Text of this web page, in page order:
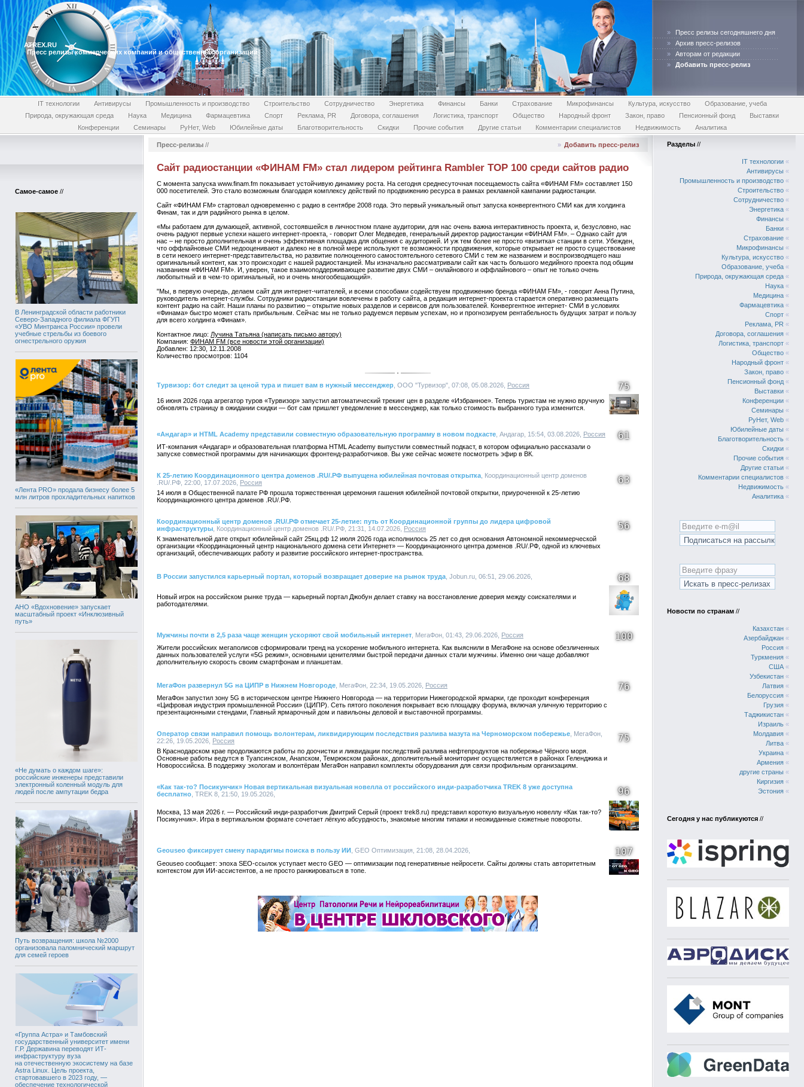
ATREX.RU
Пресс релизы коммерческих компаний и общественных организаций
»
Пресс релизы сегодняшнего дня
»
Архив пресс-релизов
»
Авторам от редакции
»
Добавить пресс-релиз
IT технологии Антивирусы Промышленность и производство Строительство Сотрудничество Энергетика Финансы Банки Страхование Микрофинансы Культура, искусство
Образование, учеба
Природа, окружающая среда
Наука Медицина Фармацевтика Спорт Реклама, PR Договора, соглашения Логистика, транспорт Общество Народный фронт Закон, право Пенсионный фонд
Выставки
Конференции
Семинары РуНет, Web Юбилейные даты Благотворительность Скидки Прочие события Другие статьи Комментарии специалистов Недвижимость Аналитика
Самое-самое //
В Ленинградской области работники
Северо-Западного филиала ФГУП
«УВО Минтранса России» провели
учебные стрельбы из боевого
огнестрельного оружия
«Лента PRO» продала бизнесу более 5
млн литров прохладительных напитков
АНО «Вдохновение» запускает
масштабный проект «Инклюзивный
путь»
«Не думать о каждом шаге»:
российские инженеры представили
электронный коленный модуль для
людей после ампутации бедра
Путь возвращения: школа №2000
организовала паломнический маршрут
для семей героев
«Группа Астра» и Тамбовский
государственный университет имени
Г.Р. Державина переводят ИТ-
инфраструктуру вуза
на отечественную экосистему на базе
Astra Linux. Цель проекта,
стартовавшего в 2023 году, —
обеспечение технологической
Пресс-релизы // » Добавить пресс-релиз
Сайт радиостанции «ФИНАМ FM» стал лидером рейтинга Rambler TOP 100 среди сайтов радио
С момента запуска www.finam.fm показывает устойчивую динамику роста. На сегодня среднесуточная посещаемость сайта «ФИНАМ FM» составляет 150
000 посетителей. Это стало возможным благодаря комплексу действий по продвижению ресурса в рамках рекламной кампании радиостанции.
Сайт «ФИНАМ FM» стартовал одновременно с радио в сентябре 2008 года. Это первый уникальный опыт запуска конвергентного СМИ как для холдинга
Финам, так и для радийного рынка в целом.
«Мы работаем для думающей, активной, состоявшейся в личностном плане аудитории, для нас очень важна интерактивность проекта, и, безусловно, нас
очень радуют первые успехи нашего интернет-проекта, - говорит Олег Медведев, генеральный директор радиостанции «ФИНАМ FM». – Однако сайт для
нас – не просто дополнительная и очень эффективная площадка для общения с аудиторией. И уж тем более не просто «визитка» станции в сети. Убежден,
что оффлайновые СМИ недооценивают и далеко не в полной мере используют те возможности продвижения, которые открывает не просто существование
в сети некоего интернет-представительства, но развитие полноценного самостоятельного сетевого СМИ с тем же названием и воспроизводящего наш
оригинальный контент, как это происходит с нашей радиостанцией. Мы изначально рассматривали сайт как часть большого медийного проекта под общим
названием «ФИНАМ FM». И, уверен, такое взаимоподдерживающее развитие двух СМИ – онлайнового и оффлайнового – опыт не только очень
любопытный и в чем-то оригинальный, но и очень многообещающий».
"Мы, в первую очередь, делаем сайт для интернет-читателей, и всеми способами содействуем продвижению бренда «ФИНАМ FM», - говорит Анна Путина,
руководитель интернет-службы. Сотрудники радиостанции вовлечены в работу сайта, а редакция интернет-проекта старается оперативно размещать
контент радио на сайт. Наши планы по развитию – открытие новых разделов и сервисов для пользователей. Конвергентное интернет- СМИ в условиях
«Финама» быстро может стать прибыльным. Сейчас мы не только радуемся первым успехам, но и прогнозируем рентабельность будущих затрат и пользу
для всего холдинга «Финам».
Контактное лицо: Лучина Татьяна (написать письмо автору)
Компания: ФИНАМ FM (все новости этой организации)
Добавлен: 12:30, 12.11.2008
Количество просмотров: 1104
Турвизор: бот следит за ценой тура и пишет вам в нужный мессенджер , ООО "Турвизор", 07:08, 05.08.2026, Россия 75
16 июня 2026 года агрегатор туров «Турвизор» запустил автоматический трекинг цен в разделе «Избранное». Теперь туристам не нужно вручную
обновлять страницу в ожидании скидки — бот сам пришлет уведомление в мессенджер, как только стоимость выбранного тура изменится.
«Андагар» и HTML Academy представили совместную образовательную программу в новом подкасте , Андагар, 15:54, 03.08.2026, Россия 61
ИТ-компания «Андагар» и образовательная платформа HTML Academy выпустили совместный подкаст, в котором официально рассказали о
запуске совместной программы для начинающих фронтенд-разработчиков. Вы уже сейчас можете посмотреть эфир в ВК.
К 25-летию Координационного центра доменов .RU/.РФ выпущена юбилейная почтовая открытка , Координационный центр доменов
.RU/.РФ, 22:00, 17.07.2026, Россия 63
14 июля в Общественной палате РФ прошла торжественная церемония гашения юбилейной почтовой открытки, приуроченной к 25-летию
Координационного центра доменов .RU/.РФ.
Координационный центр доменов .RU/.РФ отмечает 25-летие: путь от Координационной группы до лидера цифровой
инфраструктуры , Координационный центр доменов .RU/.РФ, 21:31, 14.07.2026, Россия 56
К знаменательной дате открыт юбилейный сайт 25кц.рф 12 июля 2026 года исполнилось 25 лет со дня основания Автономной некоммерческой
организации «Координационный центр национального домена сети Интернет» — Координационного центра доменов .RU/.РФ, одной из ключевых
организаций, обеспечивающих работу и развитие российского интернет-пространства.
В России запустился карьерный портал, который возвращает доверие на рынок труда , Jobun.ru, 06:51, 29.06.2026, 68
Новый игрок на российском рынке труда — карьерный портал Джобун делает ставку на восстановление доверия между соискателями и
работодателями.
Мужчины почти в 2,5 раза чаще женщин ускоряют свой мобильный интернет , МегаФон, 01:43, 29.06.2026, Россия 100
Жители российских мегаполисов сформировали тренд на ускорение мобильного интернета. Как выяснили в МегаФоне на основе обезличенных
данных пользователей услуги «5G режим», основными ценителями быстрой передачи данных стали мужчины. Именно они чаще добавляют
дополнительную скорость своим смартфонам и планшетам.
МегаФон развернул 5G на ЦИПР в Нижнем Новгороде , МегаФон, 22:34, 19.05.2026, Россия 76
МегаФон запустил зону 5G в историческом центре Нижнего Новгорода — на территории Нижегородской ярмарки, где проходит конференция
«Цифровая индустрия промышленной России» (ЦИПР). Сеть пятого поколения покрывает всю площадку форума, включая уличную территорию с
презентационными стендами, Главный ярмарочный дом и павильоны деловой и выставочной программы.
Оператор связи направил помощь волонтерам, ликвидирующим последствия разлива мазута на Черноморском побережье , МегаФон,
22:26, 19.05.2026, Россия 75
В Краснодарском крае продолжаются работы по доочистки и ликвидации последствий разлива нефтепродуктов на побережье Чёрного моря.
Основные работы ведутся в Туапсинском, Анапском, Темрюкском районах, дополнительный мониторинг осуществляется в районах Геленджика и
Новороссийска. В поддержку экологам и волонтёрам МегаФон направил комплекты оборудования для связи профильным организациям.
«Как так-то? Посикунчик» Новая вертикальная визуальная новелла от российского инди-разработчика TREK 8 уже доступна
бесплатно , TREK 8, 21:50, 19.05.2026, 96
Москва, 13 мая 2026 г. — Российский инди-разработчик Дмитрий Серый (проект trek8.ru) представил короткую визуальную новеллу «Как так-то?
Посикунчик». Игра в вертикальном формате сочетает лёгкую абсурдность, знакомые многим типажи и неожиданные сюжетные повороты.
Geouseo фиксирует смену парадигмы поиска в пользу ИИ , GEO Оптимизация, 21:08, 28.04.2026, 107
Geouseo сообщает: эпоха SEO-ссылок уступает место GEO — оптимизации под генеративные нейросети. Сайты должны стать авторитетным
контекстом для ИИ-ассистентов, а не просто ранжироваться в топе.
Разделы //
IT технологии «
Антивирусы «
Промышленность и производство «
Строительство «
Сотрудничество «
Энергетика «
Финансы «
Банки «
Страхование «
Микрофинансы «
Культура, искусство «
Образование, учеба «
Природа, окружающая среда «
Наука «
Медицина «
Фармацевтика «
Спорт «
Реклама, PR «
Договора, соглашения «
Логистика, транспорт «
Общество «
Народный фронт «
Закон, право «
Пенсионный фонд «
Выставки «
Конференции «
Семинары «
РуНет, Web «
Юбилейные даты «
Благотворительность «
Скидки «
Прочие события «
Другие статьи «
Комментарии специалистов «
Недвижимость «
Аналитика «
Новости по странам //
Казахстан «
Азербайджан «
Россия «
Туркмения «
США «
Узбекистан «
Латвия «
Белоруссия «
Грузия «
Таджикистан «
Израиль «
Молдавия «
Литва «
Украина «
Армения «
другие страны «
Киргизия «
Эстония «
Сегодня у нас публикуются //